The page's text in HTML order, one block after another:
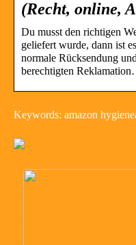
(Recht, online,
Du musst den richtigen
geliefert wurde, dann ist
normale Rücksendung
berechtigten
Keywords: amazon